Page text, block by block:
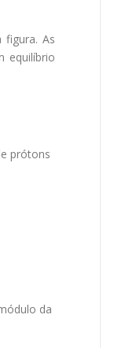
figura. As
equilíbrio
prótons
da